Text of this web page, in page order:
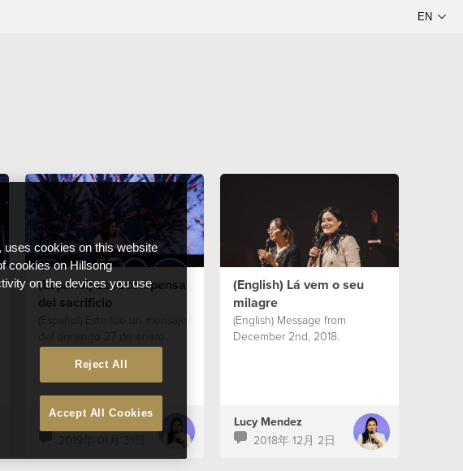
(Español) La recompensa
del sacrificio
del domingo 27 de enero
Lucy Mendez
(English) Lá vem o seu
milagre
(English) Message from
December 2nd, 2018.
Lucy Mendez
2018年 12月 2日
uses cookies on this website
cookies on Hillsong
on the devices you use
Reject All
Accept All Cookies